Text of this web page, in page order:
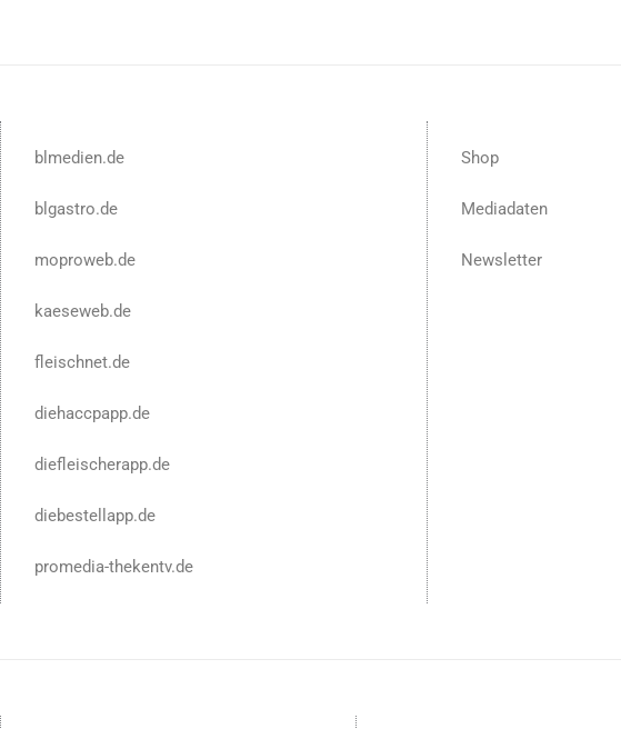
blmedien.de
blgastro.de
moproweb.de
kaeseweb.de
fleischnet.de
diehaccpapp.de
diefleischerapp.de
diebestellapp.de
promedia-thekentv.de
Shop
Mediadaten
Newsletter